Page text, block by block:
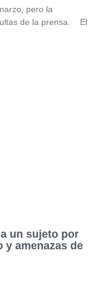
pero la
de la prensa. El
un sujeto por
y amenazas de